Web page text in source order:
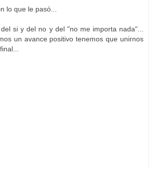
lo que le pasó...
si y del no y del "no me importa nada"...
un avance positivo tenemos que unirnos